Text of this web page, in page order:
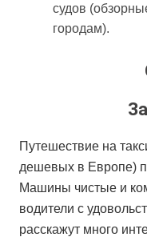
судов
городам).
Путешествие на
дешевых в Европе)
Машины чистые и
водители с
расскажут много